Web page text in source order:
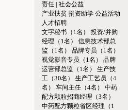
责任 | 社会公益
产业扶贫 捐资助学 公益活动
人才招聘
文字秘书（1名）
投资/并购
经理（1名）
信息技术部总
监（1名）
品牌专员（1名）
视觉影音专员（1名）
品牌
运营部总监（1名）
生产技
工（30名）
生产工艺员（4
名）
车间主任（4名）
中药
配方颗粒招商经理（3名）
中药配方颗粒省区经理（1